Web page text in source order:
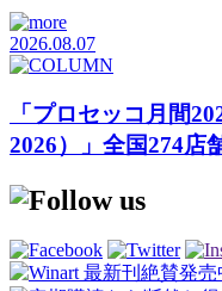
2026.08.07
「プロセッコ月間
2026）」全国274店